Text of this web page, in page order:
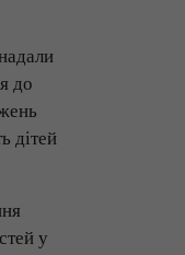
до
дітей
у